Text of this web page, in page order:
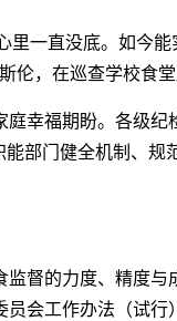
一直没底。如今
伦，在巡查学校食堂
幸福期盼。各级
部门健全机制、
督的力度、精度
会工作办法（试